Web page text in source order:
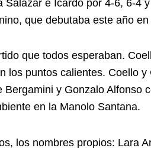
Salazar e Icardo por 4-6, 6-4
que debutaba este año
que todos esperaban.
los puntos calientes. Coello
Bergamini y Gonzalo Alfonso
en la Manolo Santana.
los nombres propios: Lara